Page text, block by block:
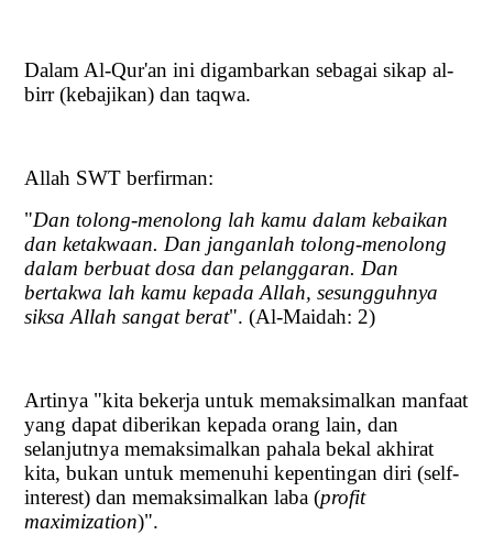
Dalam Al-Qur'an ini digambarkan sebagai sikap al-
birr (kebajikan) dan taqwa.
Allah SWT berfirman:
"Dan tolong-menolong lah kamu dalam kebaikan
dan ketakwaan. Dan janganlah tolong-menolong
dalam berbuat dosa dan pelanggaran. Dan
bertakwa lah kamu kepada Allah, sesungguhnya
siksa Allah sangat berat". (Al-Maidah: 2)
Artinya "kita bekerja untuk memaksimalkan manfaat
yang dapat diberikan kepada orang lain, dan
selanjutnya memaksimalkan pahala bekal akhirat
kita, bukan untuk memenuhi kepentingan diri (self-
interest) dan memaksimalkan laba (profit
maximization)".